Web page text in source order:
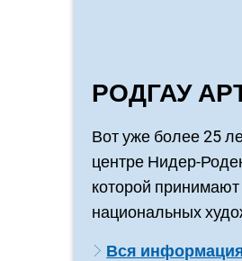
РОДГАУ
Вот уже более 25
центре Нидер-
которой
национальных
Вся информация